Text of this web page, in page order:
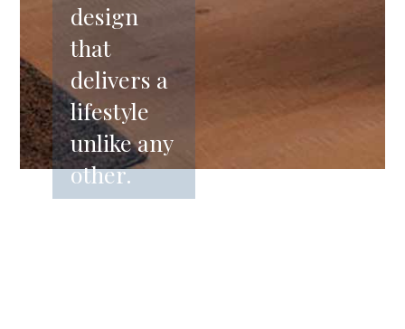
design
that
delivers a
lifestyle
unlike any
other.